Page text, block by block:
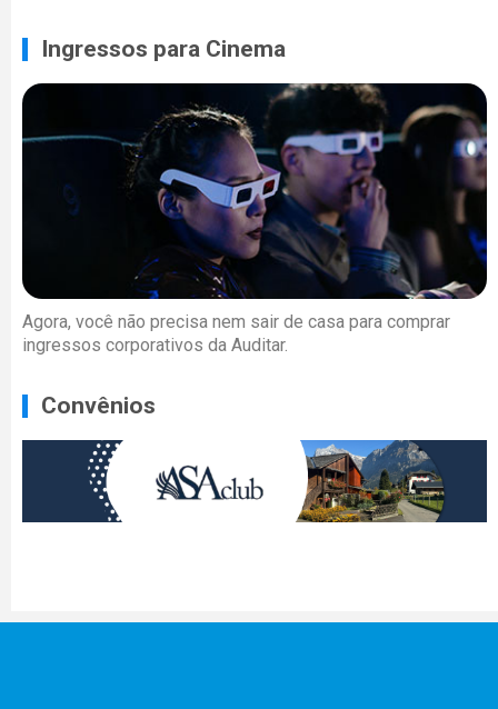
Ingressos para Cinema
Agora, você não precisa nem sair de casa para comprar
ingressos corporativos da Auditar.
Convênios